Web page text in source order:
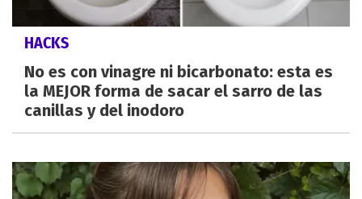
HACKS
No es con vinagre ni bicarbonato: esta es
la MEJOR forma de sacar el sarro de las
canillas y del inodoro